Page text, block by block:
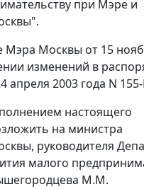
при Мэре и
Мэра Москвы от 15
изменений в
апреля 2003 года N
настоящего
на министра
руководителя
малого
М.М.